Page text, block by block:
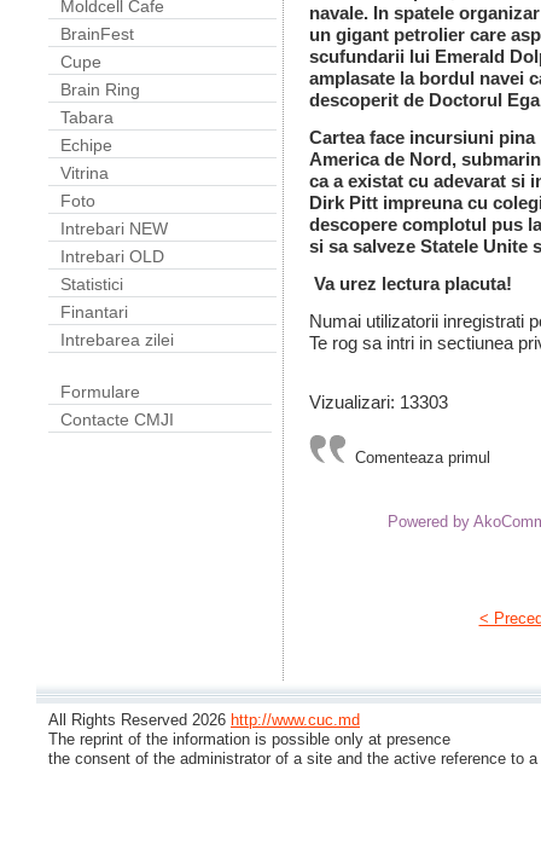
Moldcell Cafe
BrainFest
Cupe
Brain Ring
Tabara
Echipe
Vitrina
Foto
Intrebari NEW
Intrebari OLD
Statistici
Finantari
Intrebarea zilei
Formulare
Contacte CMJI
navale. In spatele
un gigant petrolier care
scufundarii lui Emerald
amplasate la bordul navei
descoperit de Doctorul
Cartea face incursiuni
America de Nord,
ca a existat cu adevarat si
Dirk Pitt impreuna cu
descopere complotul pus
si sa salveze Statele Unite
Va urez lectura placuta!
Numai utilizatorii inregistrati
Te rog sa intri in sectiunea
Vizualizari: 13303
Comenteaza primul
Powered by
<
All Rights Reserved 2026 http://www.cuc.md
The reprint of the information is possible only at presence
the consent of the administrator of a site and the active reference to